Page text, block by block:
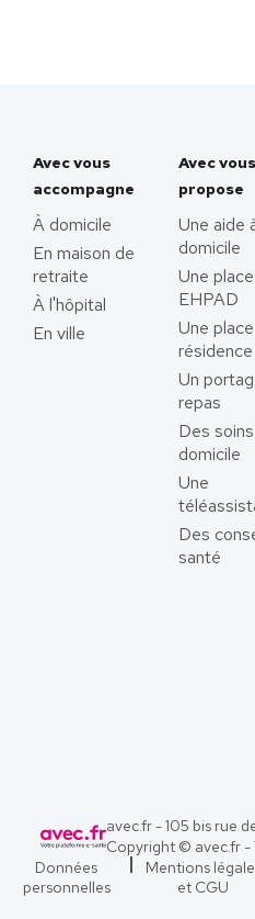
Avec vous
accompagne
À domicile
En maison de
retraite
À l'hôpital
En ville
Avec vous
propose
Une aide
domicile
Une
EHPAD
Une
résidence
Un
repas
Des
domicile
Une
Des
santé
avec.fr - 105 bis rue
Copyright © avec.fr -
Données
personnelles
Mentions
et CGU